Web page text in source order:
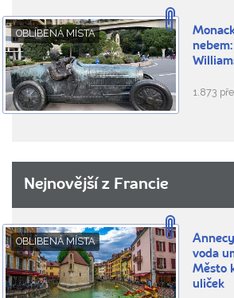
OBLÍBENÁ MÍSTA
1.873
Nejnovější z Francie
OBLÍBENÁ MÍSTA
voda
Město
uliček